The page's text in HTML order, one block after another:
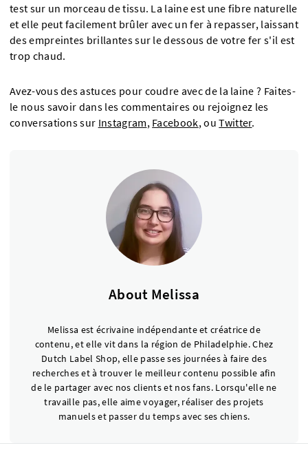
test sur un morceau de tissu. La laine est une fibre naturelle
et elle peut facilement brûler avec un fer à repasser, laissant
des empreintes brillantes sur le dessous de votre fer s'il est
trop chaud.
Avez-vous des astuces pour coudre avec de la laine ? Faites-
le nous savoir dans les commentaires ou rejoignez les
conversations sur Instagram, Facebook, ouTwitter.
About Melissa
Melissa est écrivaine indépendante et créatrice de
contenu, et elle vit dans la région de Philadelphie. Chez
Dutch Label Shop, elle passe ses journées à faire des
recherches et à trouver le meilleur contenu possible afin
de le partager avec nos clients et nos fans. Lorsqu'elle ne
travaille pas, elle aime voyager, réaliser des projets
manuels et passer du temps avec ses chiens.